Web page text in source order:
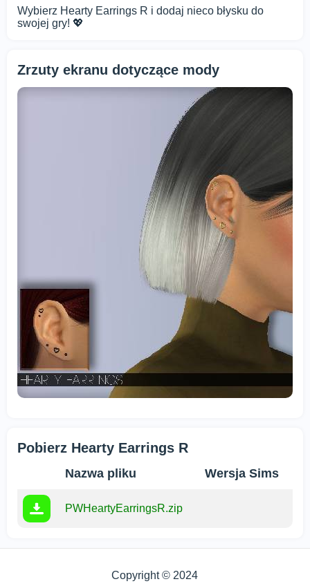
Wybierz Hearty Earrings R i dodaj nieco błysku do
swojej gry! 💖
Zrzuty ekranu dotyczące mody
Pobierz Hearty Earrings R
Nazwa pliku Wersja Sims
PWHeartyEarringsR.zip
Copyright © 2024